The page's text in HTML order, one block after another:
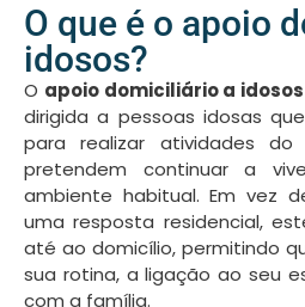
O que é o apoio
idosos?
O apoio domiciliário a idosos
dirigida a pessoas idosas
para realizar atividades
pretendem continuar a
ambiente habitual. Em vez
uma resposta residencial,
até ao domicílio, permitindo
sua rotina, a ligação ao seu
com a família.